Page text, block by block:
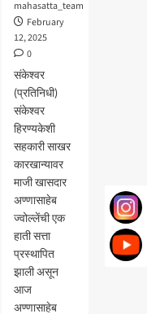
mahasatta_team
February
12, 2025
0
संकेश्वर
(प्रतिनिधी)
संकेश्वर
हिरण्यकेशी
सहकारी साखर
कारखान्यावर
माजी खासदार
अण्णासाहेब
ज्वोल्लेंची एक
हाती सत्ता
प्रस्थापित
झाली असून
आज
अण्णासाहेब